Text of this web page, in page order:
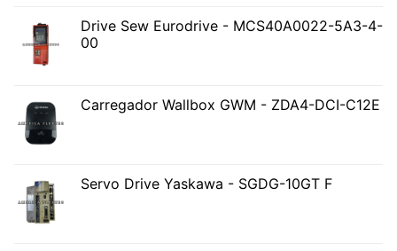
Drive Sew Eurodrive - MCS40A0022-5A3-4-
00
Carregador Wallbox GWM - ZDA4-DCI-C12E
Servo Drive Yaskawa - SGDG-10GT F